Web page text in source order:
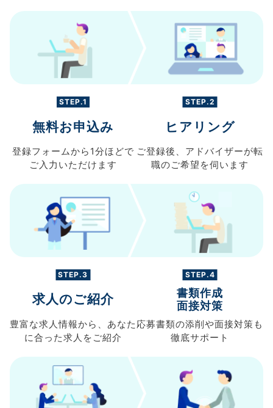
STEP.1
無料お申込み
登録フォームから 1分ほどで
ご入力 いただけます
STEP.2
ヒアリング
ご登録後、 アドバイザーが転
職のご希望を伺います
STEP.3
求人のご紹介
豊富な求人情報から、 あなた
に合った求人を ご紹介
STEP.4
書類作成
面接対策
応募書類の添削や面接対策も
徹底サポート